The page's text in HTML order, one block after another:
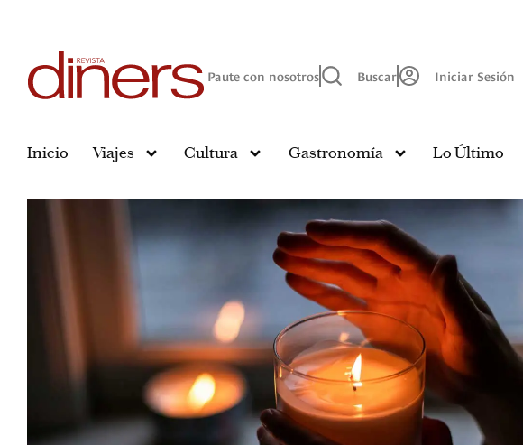
Paute con nosotros Buscar Iniciar Sesión
Inicio Viajes Cultura Gastronomía Lo Último